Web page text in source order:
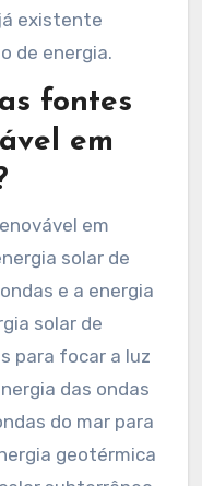
existente
de energia.
fontes
em
em
solar de
e a energia
solar de
para focar a luz
das ondas
do mar para
geotérmica